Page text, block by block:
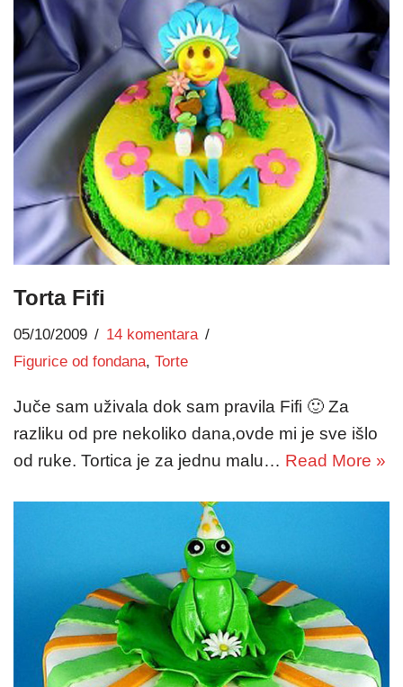
Torta Fifi
05/10/2009
14 komentara
Figurice od fondana, Torte
Juče sam uživala dok sam pravila Fifi 🙂 Za
razliku od pre nekoliko dana,ovde mi je sve išlo
od ruke. Tortica je za jednu malu… Read More »